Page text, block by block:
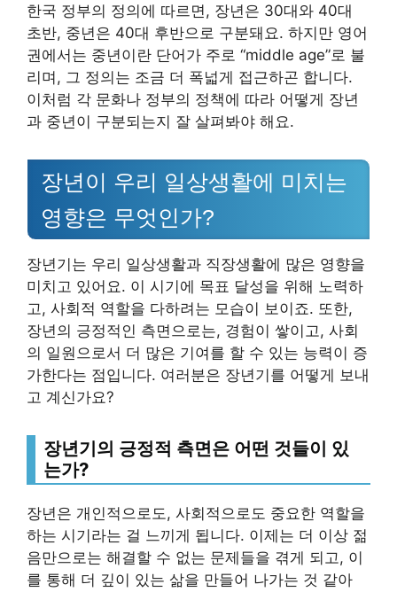
한국 정부의 정의에 따르면, 장년은 30대와 40대
초반, 중년은 40대 후반으로 구분돼요. 하지만 영어
권에서는 중년이란 단어가 주로 “middle age”로 불
리며, 그 정의는 조금 더 폭넓게 접근하곤 합니다.
이처럼 각 문화나 정부의 정책에 따라 어떻게 장년
과 중년이 구분되는지 잘 살펴봐야 해요.
장년이 우리 일상생활에 미치는
영향은 무엇인가?
장년기는 우리 일상생활과 직장생활에 많은 영향을
미치고 있어요. 이 시기에 목표 달성을 위해 노력하
고, 사회적 역할을 다하려는 모습이 보이죠. 또한,
장년의 긍정적인 측면으로는, 경험이 쌓이고, 사회
의 일원으로서 더 많은 기여를 할 수 있는 능력이 증
가한다는 점입니다. 여러분은 장년기를 어떻게 보내
고 계신가요?
장년기의 긍정적 측면은 어떤 것들이 있
는가?
장년은 개인적으로도, 사회적으로도 중요한 역할을
하는 시기라는 걸 느끼게 됩니다. 이제는 더 이상 젊
음만으로는 해결할 수 없는 문제들을 겪게 되고, 이
를 통해 더 깊이 있는 삶을 만들어 나가는 것 같아